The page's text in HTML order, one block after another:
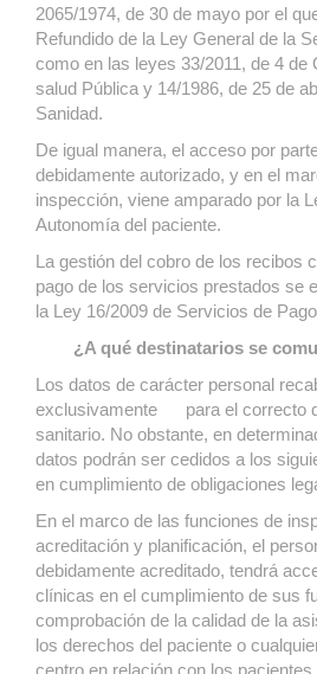
2065/1974, de 30 de mayo por el
Refundido de la Ley General de la
como en las leyes 33/2011, de 4 de
salud Pública y 14/1986, de 25 de
Sanidad.
De igual manera, el acceso por
debidamente autorizado, y en el
inspección, viene amparado por la
Autonomía del paciente.
La gestión del cobro de los recibos
pago de los servicios prestados se
la Ley 16/2009 de Servicios de
¿A qué destinatarios se
Los datos de carácter personal
exclusivamente para el correcto
sanitario. No obstante, en
datos podrán ser cedidos a los
en cumplimiento de obligaciones
En el marco de las funciones de
acreditación y planificación, el
debidamente acreditado, tendrá
clínicas en el cumplimiento de sus
comprobación de la calidad de la
los derechos del paciente o
centro en relación con los